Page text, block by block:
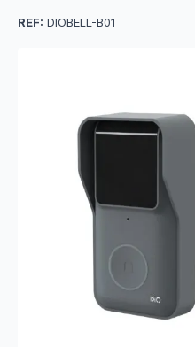
REF: DIOBELL-B01